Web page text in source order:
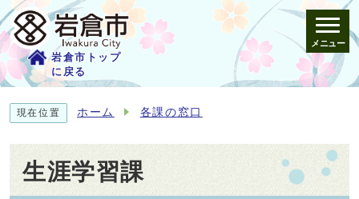
岩倉市トップ
に戻る
メニュー
現在位置 ホーム 各課の窓口
生涯学習課